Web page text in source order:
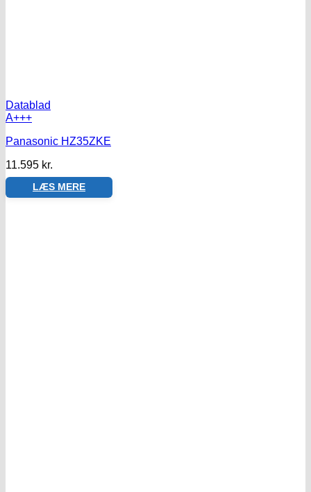
Datablad
A+++
Panasonic HZ35ZKE
11.595 kr.
LÆS MERE